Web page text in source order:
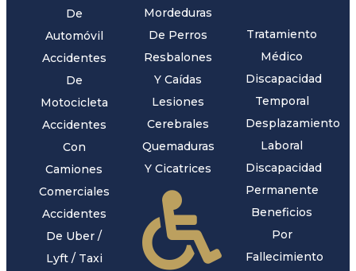
De
Automóvil
Accidentes
De
Motocicleta
Accidentes
Con
Camiones
Comerciales
Accidentes
De Uber /
Lyft / Taxi
Mordeduras
De Perros
Resbalones
Y Caídas
Lesiones
Cerebrales
Quemaduras
Y Cicatrices
Tratamiento
Médico
Discapacidad
Temporal
Desplazamiento
Laboral
Discapacidad
Permanente
Beneficios
Por
Fallecimiento